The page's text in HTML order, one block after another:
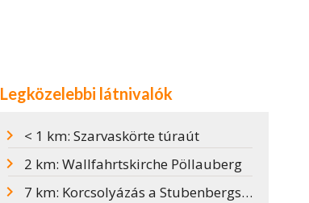
Legközelebbi látnivalók
< 1 km: Szarvaskörte túraút
2 km: Wallfahrtskirche Pöllauberg
7 km: Korcsolyázás a Stubenbergseen